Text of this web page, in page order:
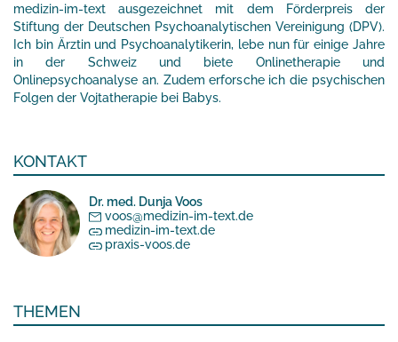
medizin-im-text ausgezeichnet mit dem Förderpreis der
Stiftung der Deutschen Psychoanalytischen Vereinigung (DPV).
Ich bin Ärztin und Psychoanalytikerin, lebe nun für einige Jahre
in der Schweiz und biete Onlinetherapie und
Onlinepsychoanalyse an. Zudem erforsche ich die psychischen
Folgen der Vojtatherapie bei Babys.
KONTAKT
Dr. med. Dunja Voos
voos@medizin-im-text.de
medizin-im-text.de
praxis-voos.de
THEMEN